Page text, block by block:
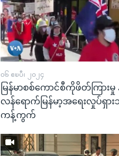
၀၆ ဧၿပီ၊ ၂၀၂၄
မြန်မာစစ်ကောင်စီကိုဖိတ်ကြားမှု
လန်ရောက်မြန်မာ့အရေးလှုပ်ရှာ
ကန့်ကွက်